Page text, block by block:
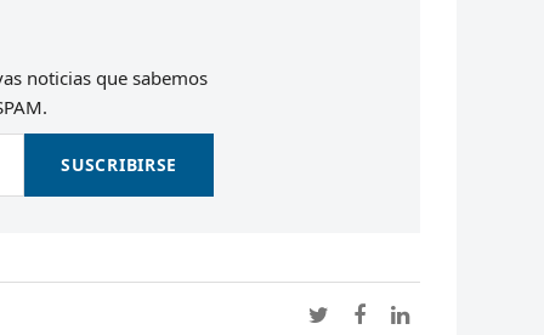
noticias que sabemos
SUSCRIBIRSE
TwitterFacebook
LinkedIn